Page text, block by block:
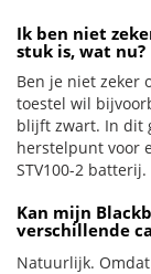
Ik ben niet
stuk is, wat nu?
Ben je niet zeker
toestel wil
blijft zwart. In dit
herstelpunt voor
STV100-2 batterij.
Kan mijn
verschillende
Natuurlijk.